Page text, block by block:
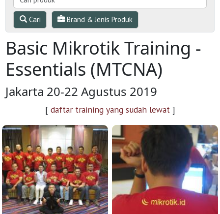
Cari Brand & Jenis Produk
Basic Mikrotik Training -
Essentials (MTCNA)
Jakarta 20-22 Agustus 2019
[ daftar training yang sudah lewat]